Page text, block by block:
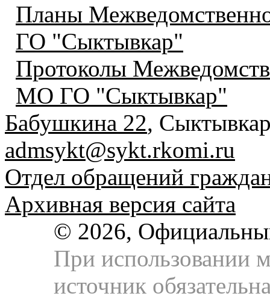
Планы
ГО "Сыктывкар"
Протоколы
МО ГО "Сыктывкар"
Бабушкина 22,
admsykt@sykt.rkomi.ru
Отдел обращений
Архивная версия сайта
© 2026,
При использовании
источник